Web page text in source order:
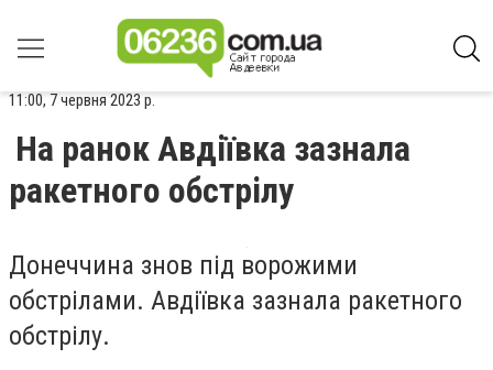
11:00, 7 червня 2023 р.
На ранок Авдіївка зазнала
ракетного обстрілу
Донеччина знов під ворожими
обстрілами. Авдіївка зазнала ракетного
обстрілу.